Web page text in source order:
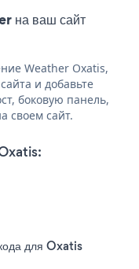
на ваш сайт
Weather Oxatis,
и добавьте
боковую панель,
своем сайт.
для Oxatis